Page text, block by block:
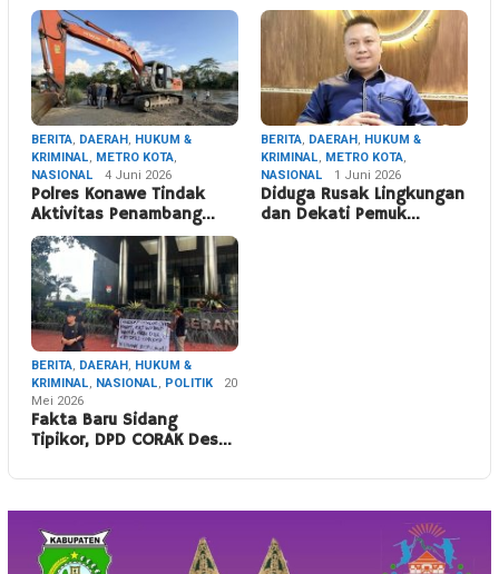
BERITA, DAERAH, HUKUM &
KRIMINAL, METRO KOTA,
NASIONAL
4 Juni 2026
Polres Konawe Tindak
Aktivitas Penambang…
BERITA, DAERAH, HUKUM &
KRIMINAL, METRO KOTA,
NASIONAL
1 Juni 2026
Diduga Rusak Lingkungan
dan Dekati Pemuk…
BERITA, DAERAH, HUKUM &
KRIMINAL, NASIONAL, POLITIK
20
Mei 2026
Fakta Baru Sidang
Tipikor, DPD CORAK Des…